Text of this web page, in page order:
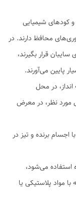
و کودهای شیمیایی
محافظ دارند. در
قرار بگیرند،
پایین می‌آورند.
در محل
مورد نظر، در معرض
برنده و تیز در
استفاده می‌شود،
مواد پلاستیکی یا